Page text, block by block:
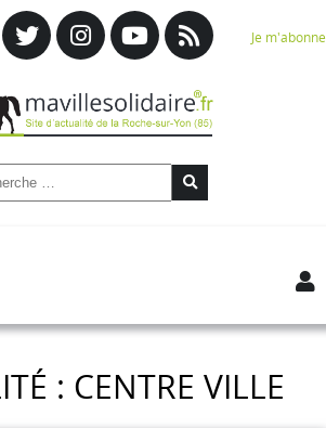
Je m'abonne
: CENTRE VILLE